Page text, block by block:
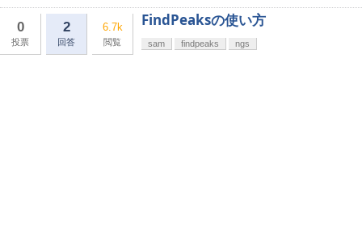
0
投票
2
回答
6.7k
閲覧
FindPeaksの使い方
sam findpeaks ngs